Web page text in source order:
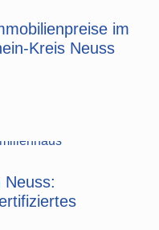
im
Kreis Neuss
Neuss: